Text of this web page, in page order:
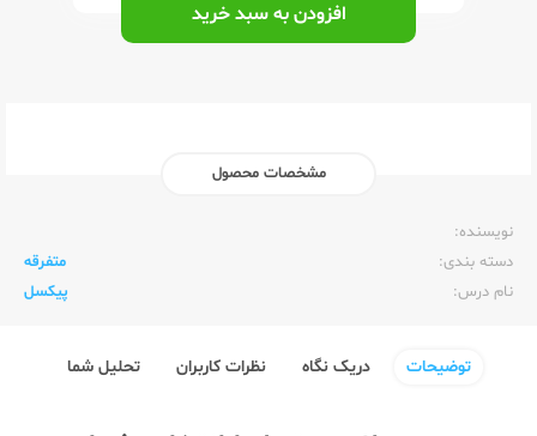
افزودن به سبد خرید
مشخصات محصول
نویسنده:‌
دسته بندی:
متفرقه
نام درس:
پیکسل
توضیحات دریک نگاه نظرات کاربران تحلیل شما